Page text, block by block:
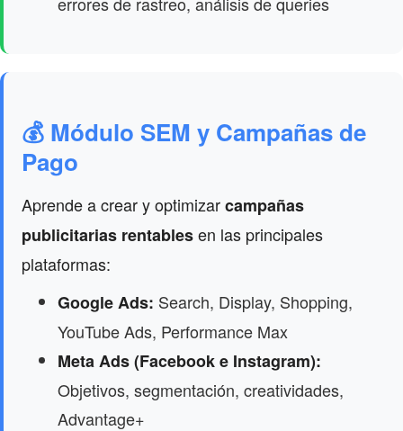
💰 Módulo SEM y Campañas de
Pago
Aprende a crear y optimizarcampañas
publicitarias rentablesen las principales
plataformas:
Google Ads: Search, Display, Shopping,
YouTube Ads, Performance Max
Meta Ads (Facebook e Instagram):
Objetivos, segmentación, creatividades,
Advantage+